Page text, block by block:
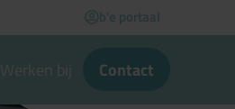
b'e portaal
Werken bij Contact